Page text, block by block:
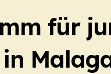
für
in